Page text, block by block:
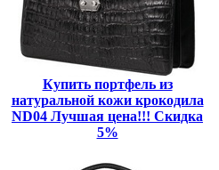
Купить портфель из
натуральной кожи крокодила
ND04 Лучшая цена!!! Скидка
5%